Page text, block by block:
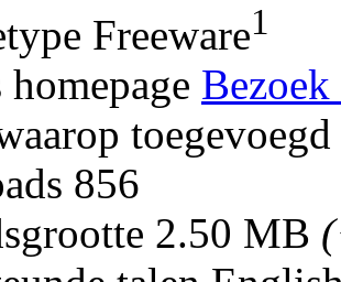
Freeware1
toegevoegd
856
2.50 MB